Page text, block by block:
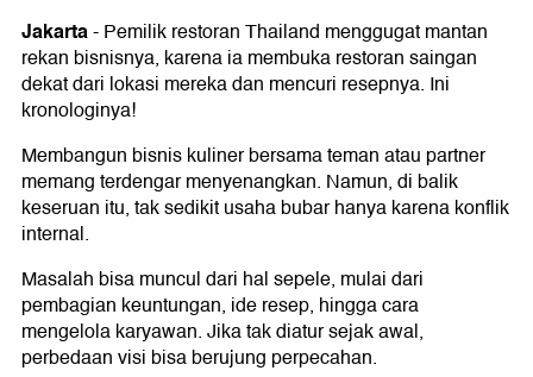
Jakarta-Pemilik restoran Thailand menggugat mantan
rekan bisnisnya, karena ia membuka restoran saingan
dekat dari lokasi mereka dan mencuri resepnya. Ini
kronologinya!
Membangun bisnis kuliner bersama teman atau partner
memang terdengar menyenangkan. Namun, di balik
keseruan itu, tak sedikit usaha bubar hanya karena konflik
internal.
Masalah bisa muncul dari hal sepele, mulai dari
pembagian keuntungan, ide resep, hingga cara
mengelola karyawan. Jika tak diatur sejak awal,
perbedaan visi bisa berujung perpecahan.